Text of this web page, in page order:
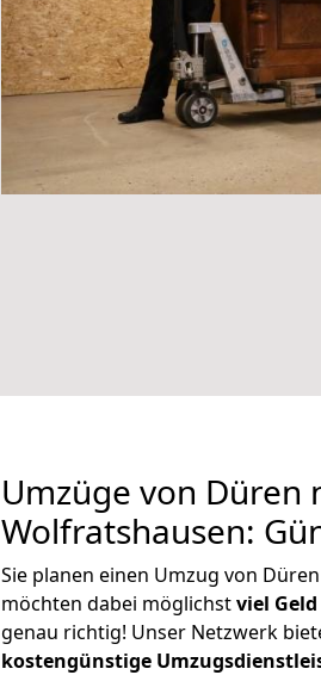
Umzüge von Düren
Wolfratshausen:
Sie planen einen Umzug von
möchten dabei möglichstviel
genau richtig! Unser Netzwerk
kostengünstige